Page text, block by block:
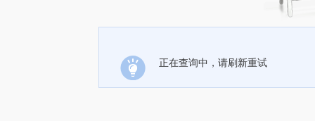
正在查询中，请刷新重试